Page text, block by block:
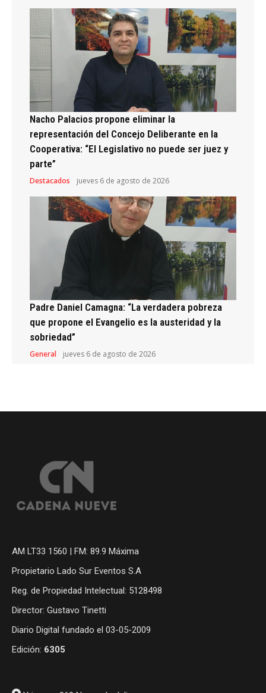
Nacho Palacios propone eliminar la
representación del Concejo Deliberante en la
Cooperativa: “El Legislativo no puede ser juez y
parte”
Destacados jueves 6 de agosto de 2026
Padre Daniel Camagna: “La verdadera pobreza
que propone el Evangelio es la austeridad y la
sobriedad”
General jueves 6 de agosto de 2026
AM LT33 1560 | FM: 89.9 Máxima
Propietario Lado Sur Eventos S.A
Reg. de Propiedad Intelectual: 5128498
Director: Gustavo Tinetti
Diario Digital fundado el 03-05-2009
Edición: 6305